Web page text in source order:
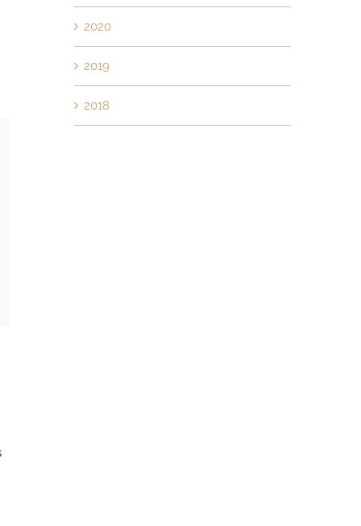
2020
2019
2018